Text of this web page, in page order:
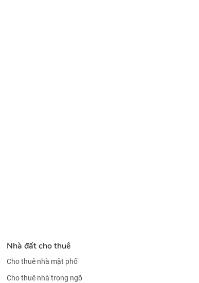
Nhà đất cho thuê
Cho thuê nhà mặt phố
Cho thuê nhà trong ngõ